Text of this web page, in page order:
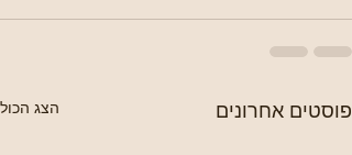
פוסטים אחרונים הצג הכול